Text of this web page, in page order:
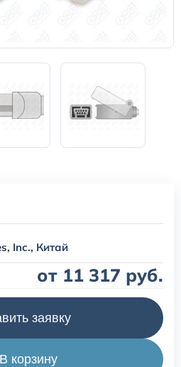
Inc., Китай
от 11 317 руб.
заявку
корзину
ИВЛ
давления (ИАД)
материалы GE
материалы
транскутанного монитора